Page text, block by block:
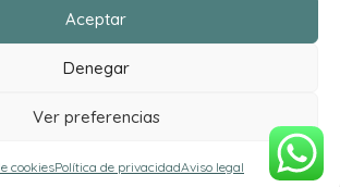
Aceptar
Denegar
Ver preferencias
cookiesPolítica de privacidadAviso legal